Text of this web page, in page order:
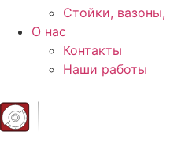
Стойки, вазоны,
О нас
Контакты
Наши работы